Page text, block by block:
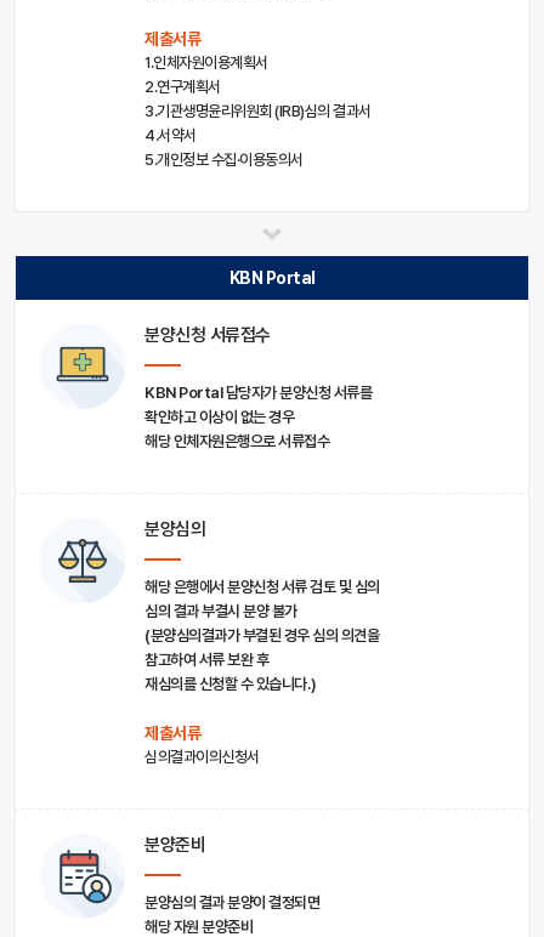
제출서류
1.인체자원이용계획서
2.연구계획서
3.기관생명윤리위원회 (IRB)심의 결과서
4.서약서
5.개인정보 수집·이용동의서
KBN Portal
분양신청 서류접수
KBN Portal 담당자가 분양신청 서류를
확인하고 이상이 없는 경우
해당 인체자원은행으로 서류접수
분양심의
해당 은행에서 분양신청 서류 검토 및 심의
심의 결과 부결시 분양 불가
(분양심의결과가 부결된 경우 심의 의견을
참고하여 서류 보완 후
재심의를 신청할 수 있습니다.)
제출서류
심의결과이의신청서
분양준비
분양심의 결과 분양이 결정되면
해당 자원 분양준비